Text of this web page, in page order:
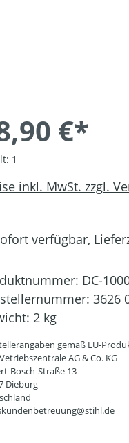
€*
1
inkl. MwSt. zzgl.
verfügbar,
DC-
3626
2 kg
gemäß EU-
AG & Co. KG
Bosch-Straße 13
Dieburg